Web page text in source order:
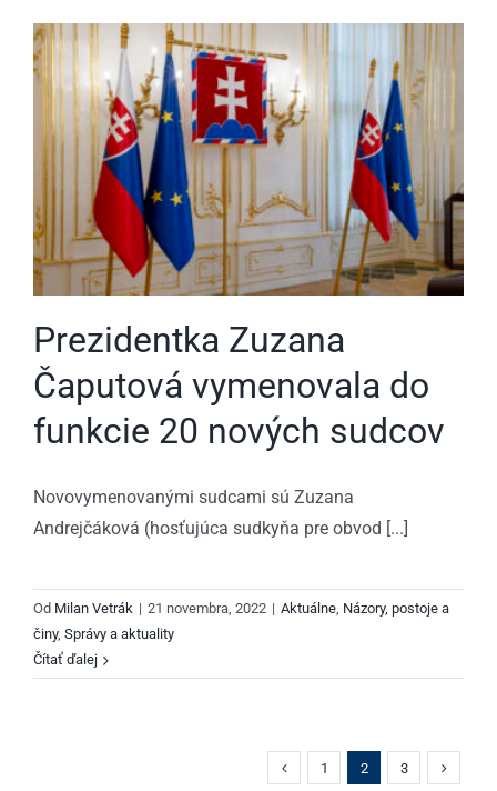
Prezidentka Zuzana
Čaputová vymenovala do
funkcie 20 nových sudcov
Novovymenovanými sudcami sú Zuzana
Andrejčáková (hosťujúca sudkyňa pre obvod [...]
Od Milan Vetrák | 21 novembra, 2022 | Aktuálne, Názory, postoje a
činy, Správy a aktuality
Čítať ďalej
1 2 3